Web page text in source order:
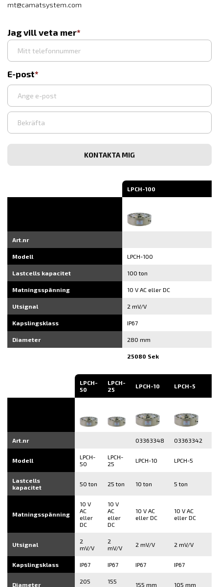
mt@camatsystem.com
Jag vill veta mer
E-post
Ange
e-
Bekräfta
post
LPCH-100
Art.nr
Modell LPCH-100
Lastcells kapacitet 100 ton
Matningsspänning 10 V AC eller DC
Utsignal 2 mV/V
Kapslingsklass IP67
Diameter 280 mm
25080 Sek
LPCH-
50
LPCH-
25
LPCH-10 LPCH-5
Art.nr 03363348 03363342
Modell
LPCH-
50
LPCH-
25
LPCH-10 LPCH-5
Lastcells
kapacitet
50 ton 25 ton 10 ton 5 ton
Matningsspänning
10 V
AC
eller
DC
10 V
AC
eller
DC
10 V AC
eller DC
10 V AC
eller DC
Utsignal
2
mV/V
2
mV/V
2 mV/V 2 mV/V
Kapslingsklass IP67 IP67 IP67 IP67
Diameter
205
155
155 mm 105 mm